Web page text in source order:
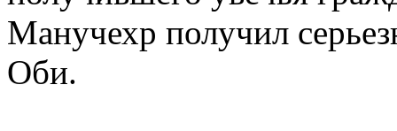
Манучехр получил
Оби.